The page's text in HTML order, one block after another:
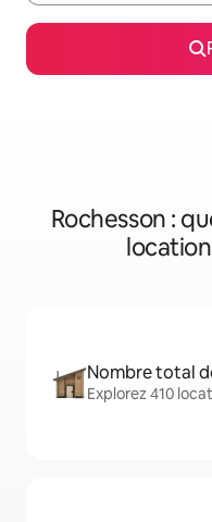
Rochesson :
Nombre total
Explorez 410